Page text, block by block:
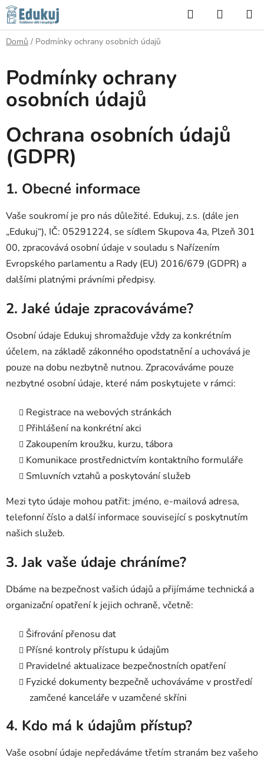
Přejít
na
obsah
Hledat
KOŠÍK
Domů / Podmínky ochrany osobních údajů
Podmínky ochrany
osobních údajů
Ochrana osobních údajů
(GDPR)
1. Obecné informace
Vaše soukromí je pro nás důležité. Edukuj, z.s. (dále jen
„Edukuj“), IČ: 05291224, se sídlem Skupova 4a, Plzeň 301
00, zpracovává osobní údaje v souladu s Nařízením
Evropského parlamentu a Rady (EU) 2016/679 (GDPR) a
dalšími platnými právními předpisy.
2. Jaké údaje zpracováváme?
Osobní údaje Edukuj shromažďuje vždy za konkrétním
účelem, na základě zákonného opodstatnění a uchovává je
pouze na dobu nezbytně nutnou. Zpracováváme pouze
nezbytné osobní údaje, které nám poskytujete v rámci:
Registrace na webových stránkách
Přihlášení na konkrétní akci
Zakoupením kroužku, kurzu, tábora
Komunikace prostřednictvím kontaktního formuláře
Smluvních vztahů a poskytování služeb
Mezi tyto údaje mohou patřit: jméno, e-mailová adresa,
telefonní číslo a další informace související s poskytnutím
našich služeb.
3. Jak vaše údaje chráníme?
Dbáme na bezpečnost vašich údajů a přijímáme technická a
organizační opatření k jejich ochraně, včetně:
Šifrování přenosu dat
Přísné kontroly přístupu k údajům
Pravidelné aktualizace bezpečnostních opatření
Fyzické dokumenty bezpečně uchováváme v prostředí
zamčené kanceláře v uzamčené skříni
4. Kdo má k údajům přístup?
Vaše osobní údaje nepředáváme třetím stranám bez vašeho